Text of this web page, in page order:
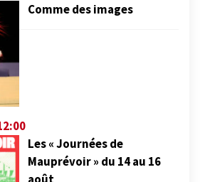
Comme des images
Les « Journées de
Mauprévoir » du 14 au 16